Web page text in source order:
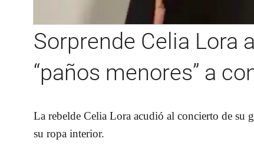
Sorprende Celia Lora
“paños menores” a
La rebelde Celia Lora acudió al concierto de su
su ropa interior.